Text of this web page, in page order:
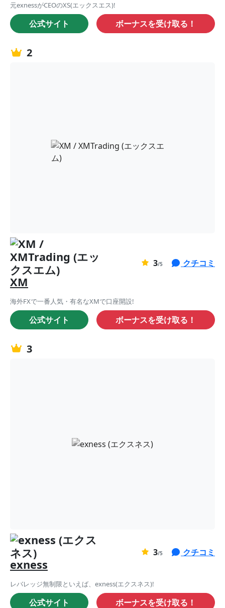
評
価
が
元exnessがCEOのXS(エックスエス)!
公式サイト ボーナスを受け取る！
2
XM
ま
が
あ
3/50 クチコミ
海外FXで一番人気・有名なXMで口座開設!
公式サイト ボーナスを受け取る！
3
exness
ま
価
が
3/50 クチコミ
レバレッジ無制限といえば、exness(エクスネス)!
公式サイト ボーナスを受け取る！